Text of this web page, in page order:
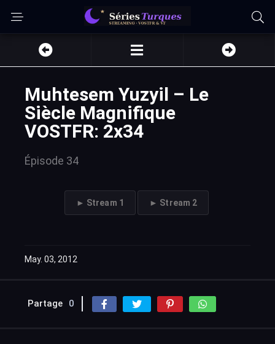
Muhtesem Yuzyil – Le
Siècle Magnifique
VOSTFR: 2x34
Épisode 34
► Stream 1 ► Stream 2
May. 03, 2012
Partage 0